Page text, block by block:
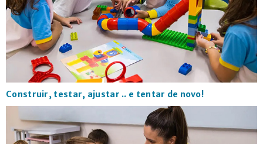
Construir, testar, ajustar .. e tentar de novo!